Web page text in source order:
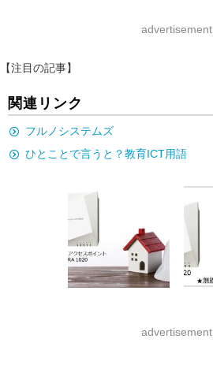
advertisement
【注目の記事】
関連リンク
フルノシステムズ
ひとことで言うと？教育ICT用語
advertisement